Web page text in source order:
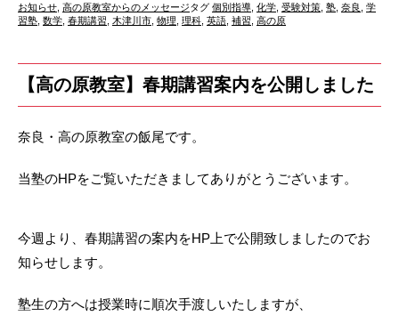
お知らせ 高の原教室からのメッセージタグ 個別指導 化学 受験対策 塾 奈良
学
習塾 数学 春期講習 木津川市 物理 理科 英語 補習 高の原
【高の原教室】春期講習案内を公開しました
奈良・高の原教室の飯尾です。
当塾のHPをご覧いただきましてありがとうございます。
今週より、春期講習の案内をHP上で公開致しましたのでお
知らせします。
塾生の方へは授業時に順次手渡しいたしますが、